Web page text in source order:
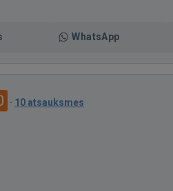
WhatsApp
· 10 atsauksmes